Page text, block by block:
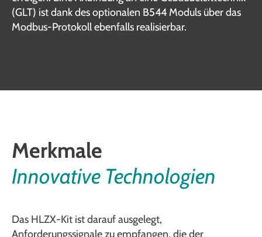
(GLT) ist dank des optionalen B544 Moduls über das
Modbus-Protokoll ebenfalls realisierbar.
Merkmale
Innovative Technologien
Das HLZX-Kit ist darauf ausgelegt,
Anforderungssignale zu empfangen, die der